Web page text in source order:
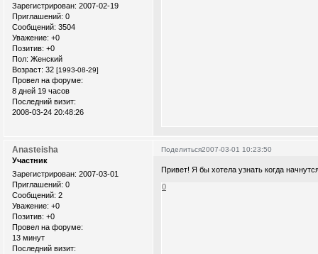
Зарегистрирован: 2007-02-19
Приглашений: 0
Сообщений: 3504
Уважение: +0
Позитив: +0
Пол: Женский
Возраст: 32 [1993-08-29]
Провел на форуме:
8 дней 19 часов
Последний визит:
2008-03-24 20:48:26
Поделиться2007-03-01 10:23:50
Anasteisha
Участник
Зарегистрирован: 2007-03-01
Приглашений: 0
Сообщений: 2
Уважение: +0
Позитив: +0
Провел на форуме:
13 минут
Последний визит:
Привет! Я бы хотела узнать когда
0